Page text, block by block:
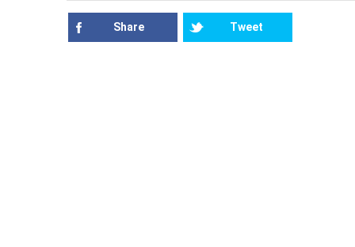
Share Tweet